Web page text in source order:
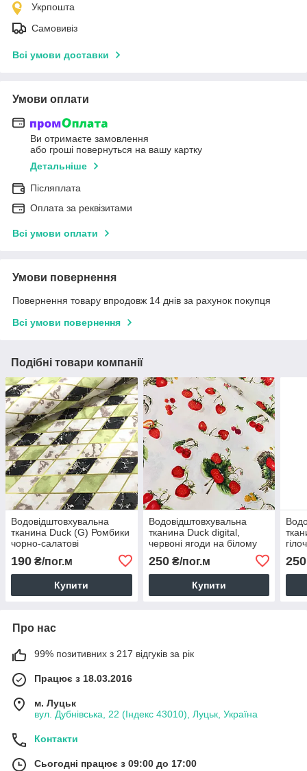
Укрпошта
Самовивіз
Всі умови доставки
Умови оплати
Ви отримаєте замовлення
або гроші повернуться на вашу картку
Детальніше
Післяплата
Оплата за реквізитами
Всі умови оплати
Умови повернення
Повернення товару впродовж 14 днів за рахунок покупця
Всі умови повернення
Подібні товари компанії
Водовідштовхувальна
тканина Duck (G) Ромбики
чорно-салатові
190 ₴/пог.м
Купити
Водовідштовхувальна
тканина Duck digital,
червоні ягоди на білому
250₴/пог.м
Купити
250
Про нас
99% позитивних з 217 відгуків за рік
Працює з 18.03.2016
м. Луцьк
вул. Дубнівська, 22 (Індекс 43010), Луцьк, Україна
Контакти
Сьогодні працює з 09:00 до 17:00